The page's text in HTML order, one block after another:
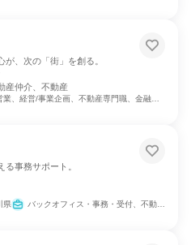
、次の「街」を創る。
産仲介、不動産
、経営/事業企画、不動産専門職、金融専門職、サービス/接客
事務サポート。
県 バックオフィス・事務・受付、不動産専門職、カスタマーサポート/コールセンター